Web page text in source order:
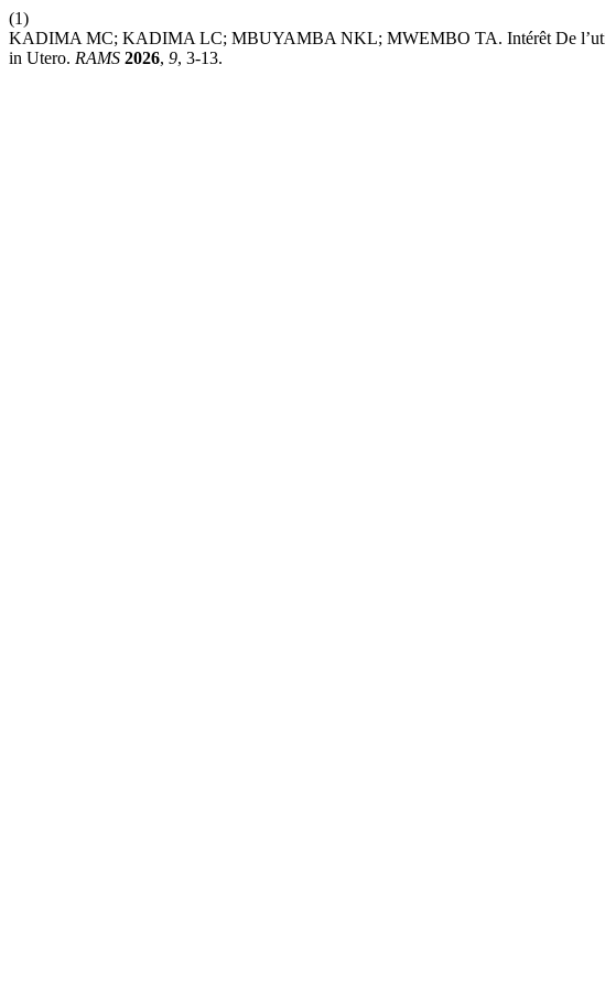
(1)
KADIMA MC; KADIMA LC; MBUYAMBA NKL; MWEMBO TA. Intérêt De
in Utero. RAMS 2026, 9, 3-13.